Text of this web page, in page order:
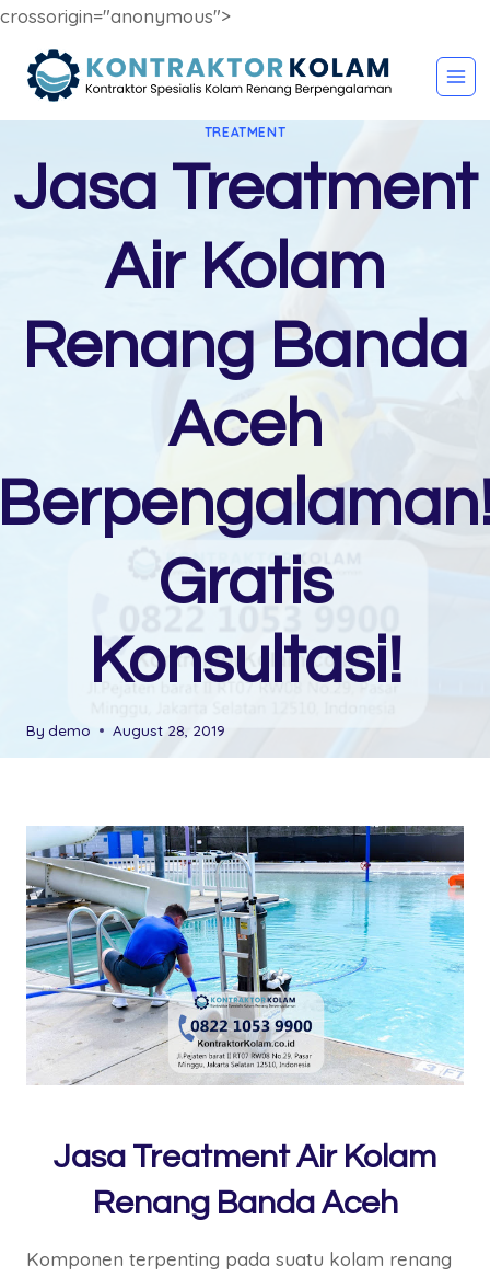
crossorigin="anonymous">
TREATMENT
Jasa Treatment
Air Kolam
Renang Banda
Aceh
Gratis
Konsultasi!
By demo August 28, 2019
Jasa Treatment Air Kolam
Renang Banda Aceh
Komponen terpenting pada suatu kolam renang